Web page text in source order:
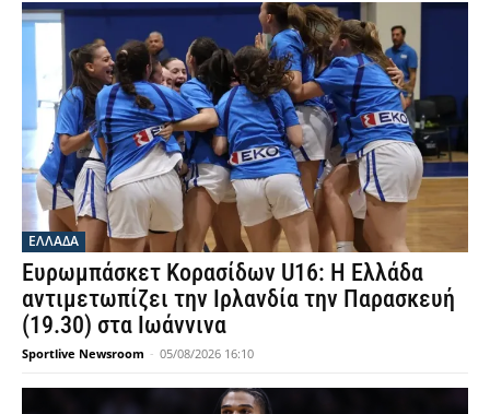
ΕΛΛΑΔΑ
Ευρωμπάσκετ Κορασίδων U16: Η Ελλάδα
αντιμετωπίζει την Ιρλανδία την Παρασκευή
(19.30) στα Ιωάννινα
Sportlive Newsroom - 05/08/2026 16:10